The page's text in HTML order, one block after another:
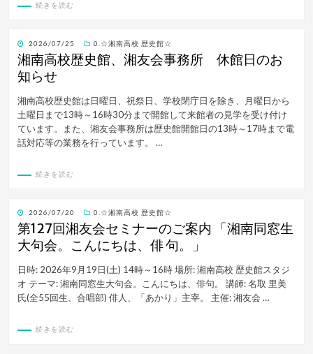
続きを読む
投
稿
日:
2026/07/25 0.☆湘南高校 歴史館☆
湘南高校歴史館、湘友会事務所 休館日のお
知らせ
湘南高校歴史館は日曜日、祝祭日、学校閉庁日を除き、月曜日から
土曜日まで13時～16時30分まで開館して来館者の見学を受け付け
ています。また、湘友会事務所は歴史館開館日の13時～17時まで電
話対応等の業務を行っています。 …
続きを読む
投
稿
日:
2026/07/20 0.☆湘南高校 歴史館☆
第127回湘友会セミナーのご案内 「湘南同窓生
大句会。こんにちは、俳 句。」
日時: 2026年9月19日(土) 14時～16時 場所: 湘南高校 歴史館スタジ
オ テーマ: 湘南同窓生大句会。こんにちは、俳句。 講師: 名取 里美
氏(全55回生、合唱部) 俳人、「あかり」主宰。 主催: 湘友会 …
続きを読む